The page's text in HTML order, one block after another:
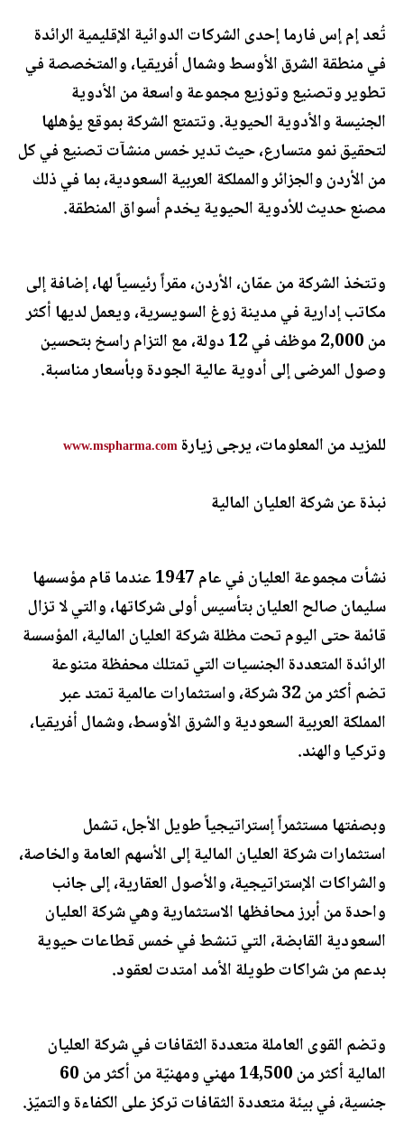
تُعد إم إس فارما إحدى الشركات الدوائية الإقليمية الرائدة
في منطقة الشرق الأوسط وشمال أفريقيا، والمتخصصة في
تطوير وتصنيع وتوزيع مجموعة واسعة من الأدوية
الجنيسة والأدوية الحيوية. وتتمتع الشركة بموقع يؤهلها
لتحقيق نمو متسارع، حيث تدير خمس منشآت تصنيع في كل
من الأردن والجزائر والمملكة العربية السعودية، بما في ذلك
مصنع حديث للأدوية الحيوية يخدم أسواق المنطقة.
وتتخذ الشركة من عمّان، الأردن، مقراً رئيسياً لها، إضافة إلى
مكاتب إدارية في مدينة زوغ السويسرية، ويعمل لديها أكثر
من 2,000 موظف في 12 دولة، مع التزام راسخ بتحسين
وصول المرضى إلى أدوية عالية الجودة وبأسعار مناسبة.
للمزيد من المعلومات، يرجى زيارةwww.mspharma.com
نبذة عن شركة العليان المالية
نشأت مجموعة العليان في عام 1947 عندما قام مؤسسها
سليمان صالح العليان بتأسيس أولى شركاتها، والتي لا تزال
قائمة حتى اليوم تحت مظلة شركة العليان المالية، المؤسسة
الرائدة المتعددة الجنسيات التي تمتلك محفظة متنوعة
تضم أكثر من 32 شركة، واستثمارات عالمية تمتد عبر
المملكة العربية السعودية والشرق الأوسط، وشمال أفريقيا،
وتركيا والهند.
وبصفتها مستثمراً إستراتيجياً طويل الأجل، تشمل
استثمارات شركة العليان المالية إلى الأسهم العامة والخاصة،
والشراكات الإستراتيجية، والأصول العقارية، إلى جانب
واحدة من أبرز محافظها الاستثمارية وهي شركة العليان
السعودية القابضة، التي تنشط في خمس قطاعات حيوية
بدعم من شراكات طويلة الأمد امتدت لعقود.
وتضم القوى العاملة متعددة الثقافات في شركة العليان
المالية أكثر من 14,500 مهني ومهنيّة من أكثر من 60
جنسية، في بيئة متعددة الثقافات تركز على الكفاءة والتميّز.